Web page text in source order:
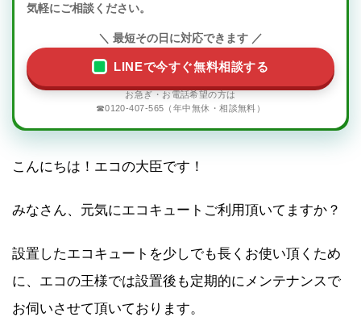
気軽にご相談ください。
LINEで今すぐ無料相談する
☎0120-407-565（年中無休・相談無料）
こんにちは！エコの大臣です！
みなさん、元気にエコキュートご利用頂いてますか？
設置したエコキュートを少しでも長くお使い頂くため
に、エコの王様では設置後も定期的にメンテナンスで
お伺いさせて頂いております。